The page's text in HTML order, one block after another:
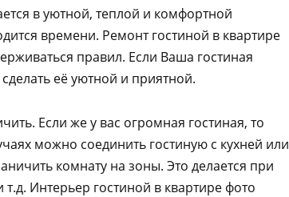
в уютной, теплой и комфортной
времени. Ремонт гостиной в квартире
правил. Если Ваша гостиная
её уютной и приятной.
Если же у вас огромная гостиная, то
можно соединить гостиную с кухней или
комнату на зоны. Это делается при
Интерьер гостиной в квартире фото